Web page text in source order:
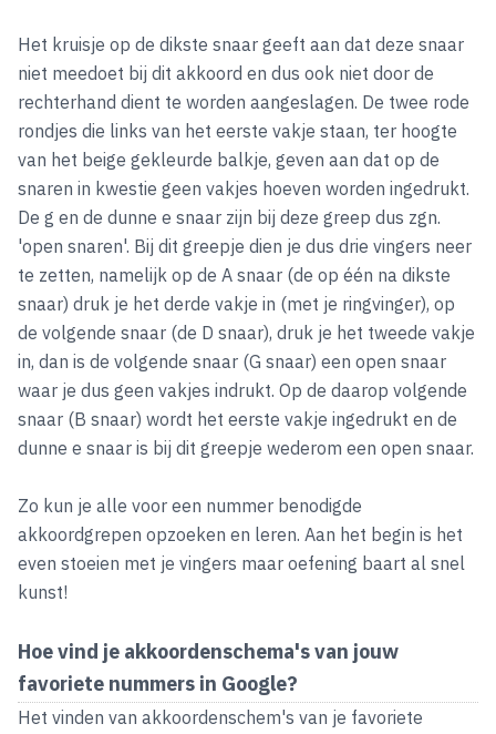
Het kruisje op de dikste snaar geeft aan dat deze snaar
niet meedoet bij dit akkoord en dus ook niet door de
rechterhand dient te worden aangeslagen. De twee rode
rondjes die links van het eerste vakje staan, ter hoogte
van het beige gekleurde balkje, geven aan dat op de
snaren in kwestie geen vakjes hoeven worden ingedrukt.
De g en de dunne e snaar zijn bij deze greep dus zgn.
'open snaren'. Bij dit greepje dien je dus drie vingers neer
te zetten, namelijk op de A snaar (de op één na dikste
snaar) druk je het derde vakje in (met je ringvinger), op
de volgende snaar (de D snaar), druk je het tweede vakje
in, dan is de volgende snaar (G snaar) een open snaar
waar je dus geen vakjes indrukt. Op de daarop volgende
snaar (B snaar) wordt het eerste vakje ingedrukt en de
dunne e snaar is bij dit greepje wederom een open snaar.
Zo kun je alle voor een nummer benodigde
akkoordgrepen opzoeken en leren. Aan het begin is het
even stoeien met je vingers maar oefening baart al snel
kunst!
Hoe vind je akkoordenschema's van jouw
favoriete nummers in Google?
Het vinden van akkoordenschem's van je favoriete